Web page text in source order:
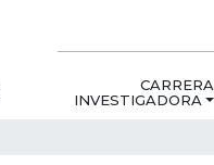
CARRERA
INVESTIGADORA